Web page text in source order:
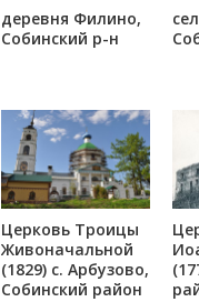
деревня Филино,
Собинский р-н
Церковь Троицы
Живоначальной
(1829) с. Арбузово,
Собинский район